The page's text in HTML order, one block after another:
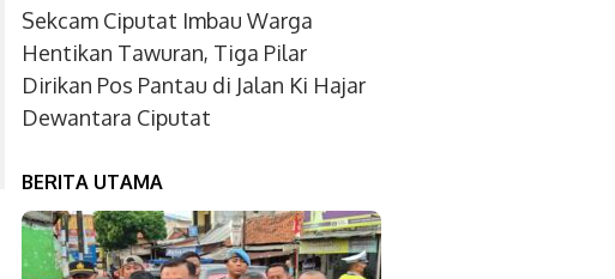
Sekcam Ciputat Imbau Warga
Hentikan Tawuran, Tiga Pilar
Dirikan Pos Pantau di Jalan Ki Hajar
Dewantara Ciputat
BERITA UTAMA